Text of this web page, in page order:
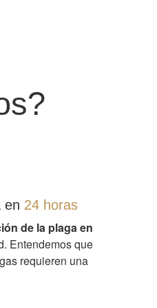
en 24 horas
de la plaga en
Entendemos que
requieren una